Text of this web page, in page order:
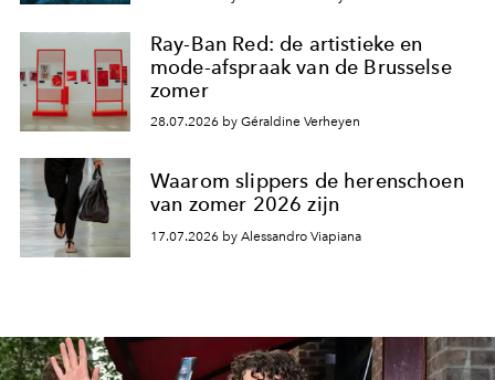
Ray-Ban Red: de artistieke en
mode-afspraak van de Brusselse
zomer
28.07.2026 by Géraldine Verheyen
Waarom slippers de herenschoen
van zomer 2026 zijn
17.07.2026 by Alessandro Viapiana